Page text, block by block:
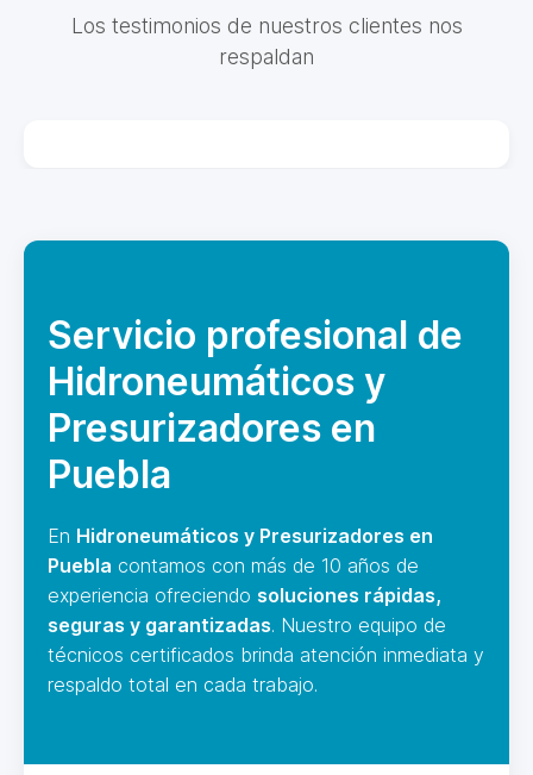
Los testimonios de nuestros clientes nos
respaldan
Servicio profesional de
Hidroneumáticos y
Presurizadores en
Puebla
En Hidroneumáticos y Presurizadores en
Puebla contamos con más de 10 años de
experiencia ofreciendo soluciones rápidas,
seguras y garantizadas. Nuestro equipo de
técnicos certificados brinda atención inmediata y
respaldo total en cada trabajo.